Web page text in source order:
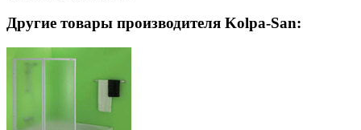
Другие товары производителя Kolpa-San: